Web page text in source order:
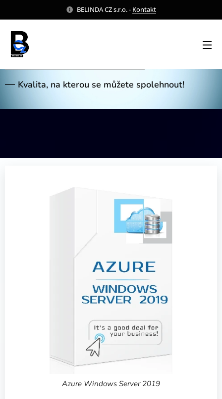
BELINDA CZ s.r.o. - Kontakt
Naše Produkty
Kvalita, na kterou se můžete spolehnout!
Azure Windows Server 2019